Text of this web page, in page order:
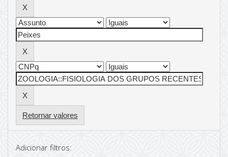
Retornar valores
Adicionar filtros: